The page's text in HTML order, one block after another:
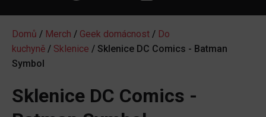
Domů / Merch / Geek domácnost / Do
kuchyně / Sklenice / Sklenice DC Comics - Batman
Symbol
Sklenice DC Comics -